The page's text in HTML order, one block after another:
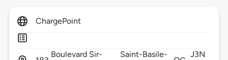
ChargePoint
Boulevard Sir-
Saint-Basile-
J3N